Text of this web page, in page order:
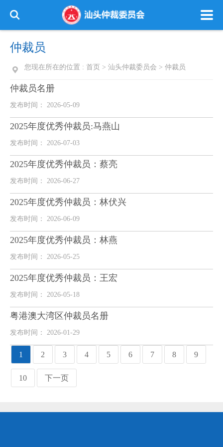
仲裁员
您现在所在的位置 : 首页 > 汕头仲裁委员会 > 仲裁员
仲裁员名册
发布时间： 2026-05-09
2025年度优秀仲裁员:马燕山
发布时间： 2026-07-03
2025年度优秀仲裁员：蔡亮
发布时间： 2026-06-27
2025年度优秀仲裁员：林伏兴
发布时间： 2026-06-09
2025年度优秀仲裁员：林燕
发布时间： 2026-05-25
2025年度优秀仲裁员：王宏
发布时间： 2026-05-18
粤港澳大湾区仲裁员名册
发布时间： 2026-01-29
1 2 3 4 5 6 7 8 9
10 下一页